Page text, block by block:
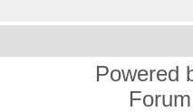
Powered